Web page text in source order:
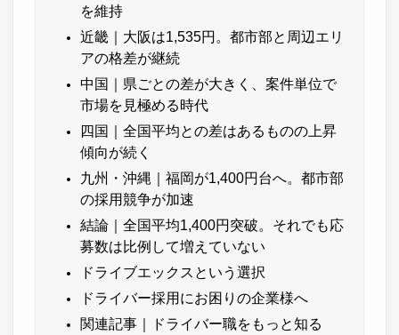
を維持
近畿｜大阪は1,535円。都市部と周辺エリ
アの格差が継続
中国｜県ごとの差が大きく、案件単位で
市場を見極める時代
四国｜全国平均との差はあるものの上昇
傾向が続く
九州・沖縄｜福岡が1,400円台へ。都市部
の採用競争が加速
結論｜全国平均1,400円突破。それでも応
募数は比例して増えていない
ドライブエックスという選択
ドライバー採用にお困りの企業様へ
関連記事｜ドライバー職をもっと知る